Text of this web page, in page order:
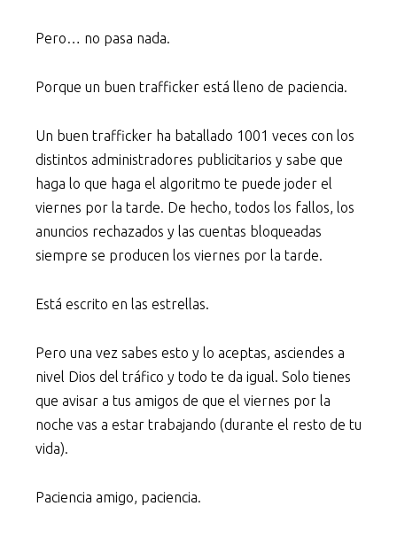
Pero… no pasa nada.
Porque un buen trafficker está lleno de paciencia.
Un buen trafficker ha batallado 1001 veces con los
distintos administradores publicitarios y sabe que
haga lo que haga el algoritmo te puede joder el
viernes por la tarde. De hecho, todos los fallos, los
anuncios rechazados y las cuentas bloqueadas
siempre se producen los viernes por la tarde.
Está escrito en las estrellas.
Pero una vez sabes esto y lo aceptas, asciendes a
nivel Dios del tráfico y todo te da igual. Solo tienes
que avisar a tus amigos de que el viernes por la
noche vas a estar trabajando (durante el resto de tu
vida).
Paciencia amigo, paciencia.